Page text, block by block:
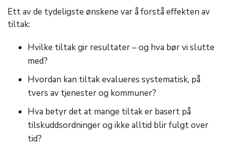
Ett av de tydeligste ønskene var å forstå effekten av
tiltak:
Hvilke tiltak gir resultater – og hva bør vi slutte
med?
Hvordan kan tiltak evalueres systematisk, på
tvers av tjenester og kommuner?
Hva betyr det at mange tiltak er basert på
tilskuddsordninger og ikke alltid blir fulgt over
tid?